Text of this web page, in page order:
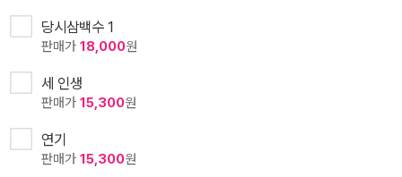
당시삼백수 1
판매가 18,000원
세 인생
판매가 15,300원
연기
판매가 15,300원